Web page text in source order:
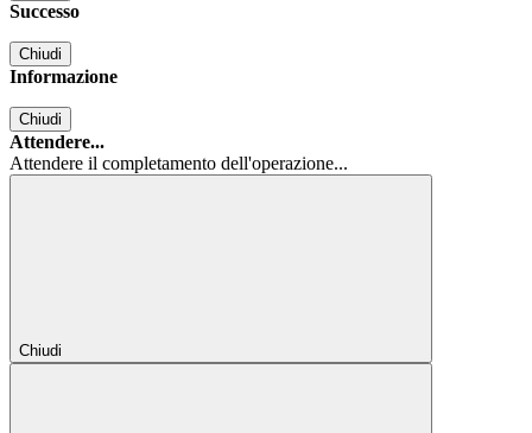
Successo
Chiudi
Informazione
Chiudi
Attendere...
Attendere il completamento dell'operazione...
Chiudi